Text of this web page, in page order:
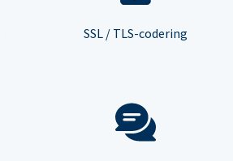
SSL / TLS-codering